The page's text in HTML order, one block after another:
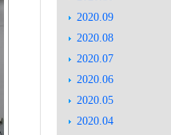
2020.09
2020.08
2020.07
2020.06
2020.05
2020.04